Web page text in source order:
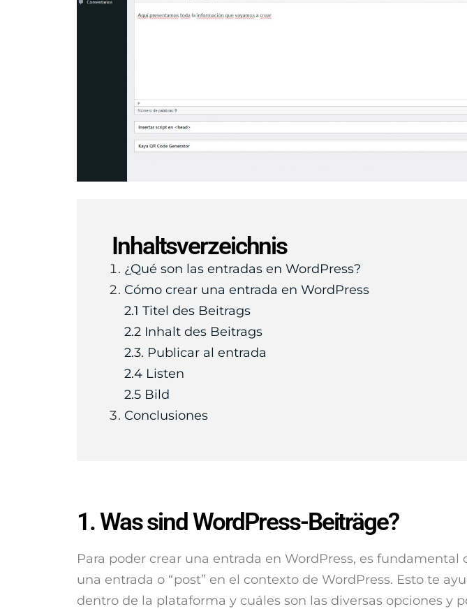
Inhaltsverzeichnis
¿Qué son las entradas en WordPress?
Cómo crear una entrada en WordPress
2.1 Titel des Beitrags
2.2 Inhalt des Beitrags
2.3. Publicar al entrada
2.4 Listen
2.5 Bild
Conclusiones
1. Was sind WordPress-Beiträge?
Para poder crear una entrada en WordPress, es
una entrada o “post” en el contexto de WordPress. Esto te
dentro de la plataforma y cuáles son las diversas opciones y